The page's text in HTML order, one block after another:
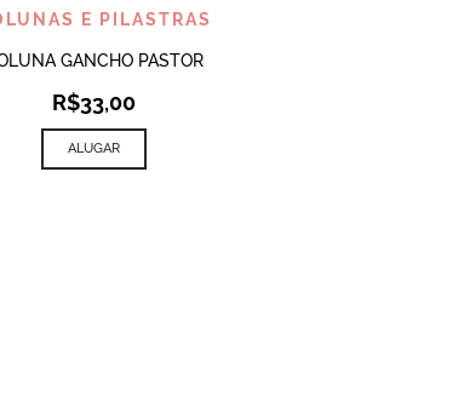
VISUALIZAR
E PILASTRAS
GANCHO PASTOR
R$33,00
ALUGAR